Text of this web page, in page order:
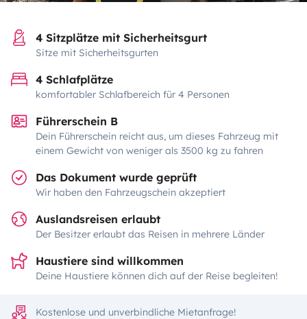
4 Sitzplätze mit Sicherheitsgurt
Sitze mit Sicherheitsgurten
4 Schlafplätze
komfortabler Schlafbereich für 4 Personen
Führerschein B
Dein Führerschein reicht aus, um dieses Fahrzeug mit
einem Gewicht von weniger als 3500 kg zu fahren
Das Dokument wurde geprüft
Wir haben den Fahrzeugschein akzeptiert
Auslandsreisen erlaubt
Der Besitzer erlaubt das Reisen in mehrere Länder
Haustiere sind willkommen
Deine Haustiere können dich auf der Reise begleiten!
Kostenlose und unverbindliche Mietanfrage!